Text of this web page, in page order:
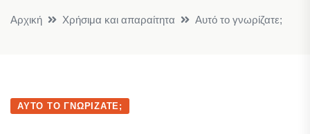
Αρχική Χρήσιμα και απαραίτητα Αυτό το γνωρίζατε;
ΑΥΤΌ ΤΟ ΓΝΩΡΊΖΑΤΕ;